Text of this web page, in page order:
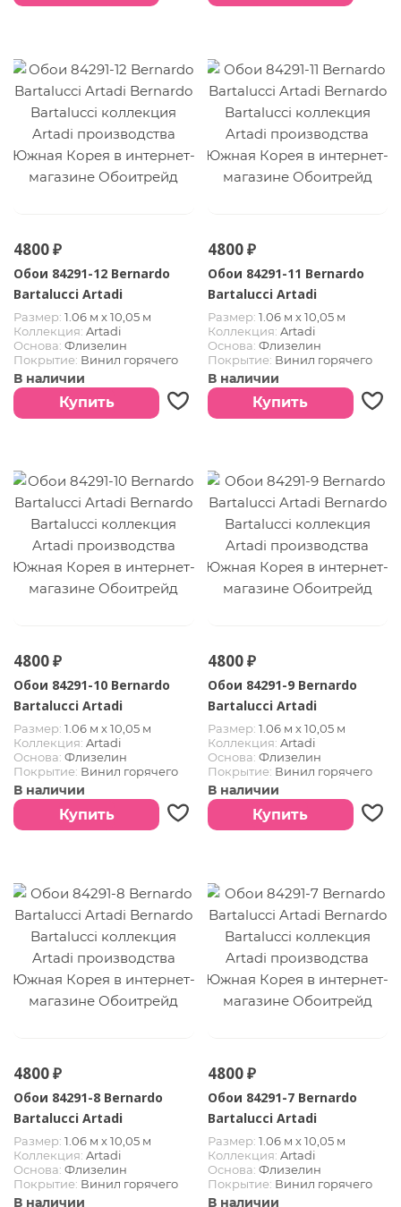
4800 ₽
Обои 84291-12 Bernardo
Bartalucci Artadi
Размер: 1.06 м х 10,05 м
Коллекция: Artadi
Основа: Флизелин
Покрытие: Винил горячего
тиснения
Страна:Южная Корея
В наличии
Купить
4800 ₽
Обои 84291-11 Bernardo
Bartalucci Artadi
Размер: 1.06 м х 10,05 м
Коллекция: Artadi
Основа: Флизелин
Покрытие: Винил горячего
тиснения
Страна:Южная Корея
В наличии
Купить
4800 ₽
Обои 84291-10 Bernardo
Bartalucci Artadi
Размер: 1.06 м х 10,05 м
Коллекция: Artadi
Основа: Флизелин
Покрытие: Винил горячего
тиснения
Страна:Южная Корея
В наличии
Купить
4800 ₽
Обои 84291-9 Bernardo
Bartalucci Artadi
Размер: 1.06 м х 10,05 м
Коллекция: Artadi
Основа: Флизелин
Покрытие: Винил горячего
тиснения
Страна:Южная Корея
В наличии
Купить
4800 ₽
Обои 84291-8 Bernardo
Bartalucci Artadi
Размер: 1.06 м х 10,05 м
Коллекция: Artadi
Основа: Флизелин
Покрытие: Винил горячего
тиснения
В наличии
4800 ₽
Обои 84291-7 Bernardo
Bartalucci Artadi
Размер: 1.06 м х 10,05 м
Коллекция: Artadi
Основа: Флизелин
Покрытие: Винил горячего
тиснения
В наличии